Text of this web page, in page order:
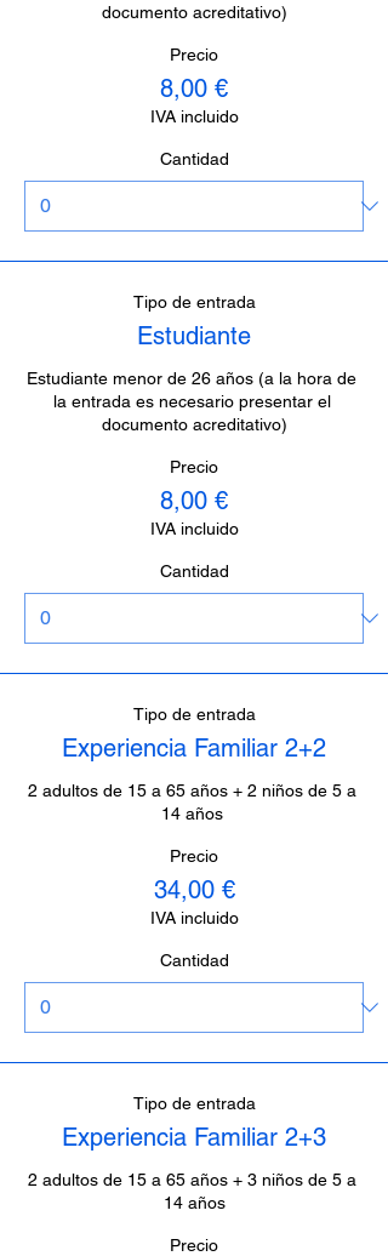
documento acreditativo)
Precio
8,00 €
IVA incluido
Cantidad
Tipo de entrada
Estudiante
Estudiante menor de 26 años (a la hora de
la entrada es necesario presentar el
documento acreditativo)
Precio
8,00 €
IVA incluido
Cantidad
Tipo de entrada
Experiencia Familiar 2+2
2 adultos de 15 a 65 años + 2 niños de 5 a
14 años
Precio
34,00 €
IVA incluido
Cantidad
Tipo de entrada
Experiencia Familiar 2+3
2 adultos de 15 a 65 años + 3 niños de 5 a
14 años
Precio